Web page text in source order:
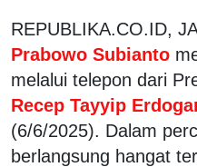
REPUBLIKA.CO.ID,
Prabowo Subianto
melalui telepon dari
Recep Tayyip
(6/6/2025). Dalam
berlangsung hangat